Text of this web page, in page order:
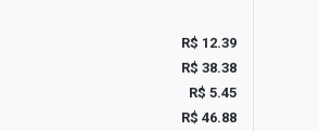
R$ 12.39
R$ 38.38
R$ 5.45
R$ 46.88